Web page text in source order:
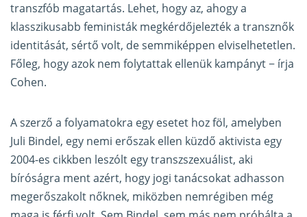
transzfób magatartás. Lehet, hogy az, ahogy a
klasszikusabb feministák megkérdőjelezték a transznők
identitását, sértő volt, de semmiképpen elviselhetetlen.
Főleg, hogy azok nem folytattak ellenük kampányt − írja
Cohen.
A szerző a folyamatokra egy esetet hoz föl, amelyben
Juli Bindel, egy nemi erőszak ellen küzdő aktivista egy
2004-es cikkben leszólt egy transzszexuálist, aki
bíróságra ment azért, hogy jogi tanácsokat adhasson
megerőszakolt nőknek, miközben nemrégiben még